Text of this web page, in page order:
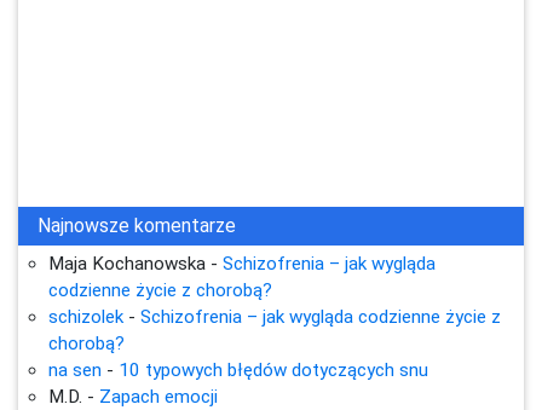
Najnowsze komentarze
Maja Kochanowska - Schizofrenia – jak wygląda
codzienne życie z chorobą?
schizolek - Schizofrenia – jak wygląda codzienne życie z
chorobą?
na sen - 10 typowych błędów dotyczących snu
M.D. - Zapach emocji